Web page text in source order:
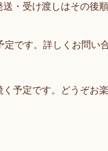
・受け渡しはその後
です。詳しくお問い
予定です。どうぞお